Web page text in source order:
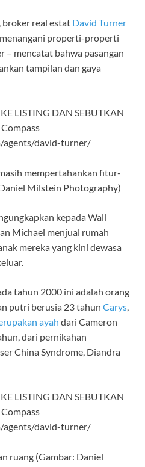
real estat David Turner
properti-properti
– mencatat bahwa pasangan
tampilan dan gaya
mempertahankan fitur-
Milstein Photography)
kepada Wall
Michael menjual rumah
mereka yang kini dewasa
tahun 2000 ini adalah orang
putri berusia 23 tahun Carys,
ayah dari Cameron
dari pernikahan
China Syndrome, Diandra
ruang (Gambar: Daniel